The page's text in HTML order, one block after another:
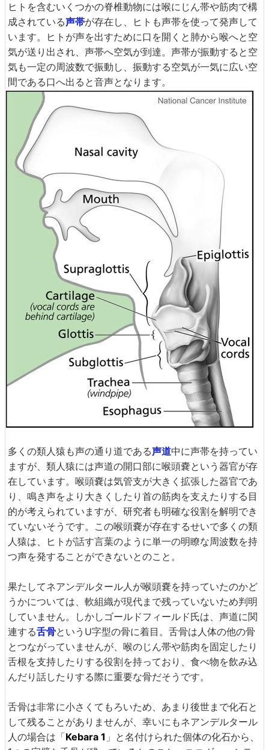
ヒトを含むいくつかの脊椎動物には喉にじん帯や筋肉で構
成されている声帯が存在し、ヒトも声帯を使って発声して
います。ヒトが声を出すために口を開くと肺から喉へと空
気が送り出され、声帯へ空気が到達。声帯が振動すると空
気も一定の周波数で振動し、振動する空気が一気に広い空
間である口へ出ると音声となります。
多くの類人猿も声の通り道である声道中に声帯を持ってい
ますが、類人猿には声道の開口部に喉頭嚢という器官が存
在しています。喉頭嚢は気管支が大きく拡張した器官であ
り、鳴き声をより大きくしたり首の筋肉を支えたりする目
的が考えられていますが、研究者も明確な役割を解明でき
ていないそうです。この喉頭嚢が存在するせいで多くの類
人猿は、ヒトが話す言葉のように単一の明瞭な周波数を持
つ声を発することができないとのこと。
果たしてネアンデルタール人が喉頭嚢を持っていたのかど
うかについては、軟組織が現代まで残っていないため判明
していません。しかしゴールドフィールド氏は、声道に関
連する舌骨というU字型の骨に着目。舌骨は人体の他の骨
とつながっていませんが、喉のじん帯や筋肉を固定したり
舌根を支持したりする役割を持っており、食べ物を飲み込
んだり話したりする際に重要な骨だそうです。
舌骨は非常に小さくてもろいため、あまり後世まで化石と
して残ることがありませんが、幸いにもネアンデルタール
人の場合は「Kebara 1 」と名付けられた個体の化石から、